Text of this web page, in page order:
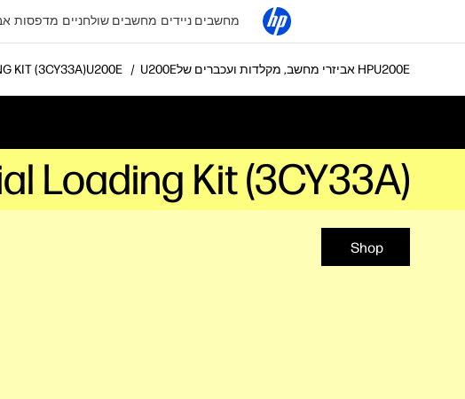
מחשבים ניידים מחשבים שולחניים מדפסות
אביזרי מחשב, מקלדות ועכברים של HP KIT (3CY33A)
Loading Kit (3CY33A)
Shop